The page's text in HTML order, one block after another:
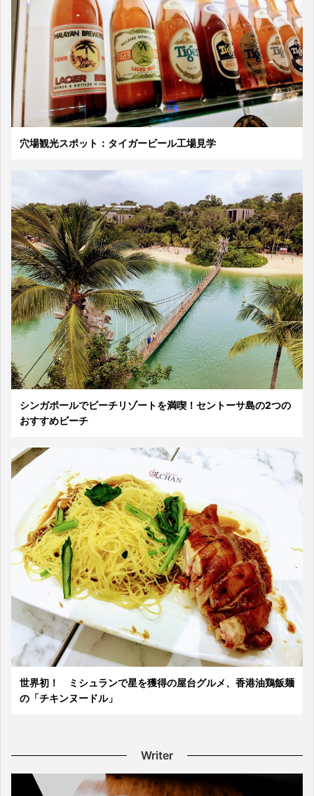
穴場観光スポット：タイガービール工場見学
シンガポールでビーチリゾートを満喫！セントーサ島の2つの
おすすめビーチ
世界初！ ミシュランで星を獲得の屋台グルメ、香港油鶏飯麺
の「チキンヌードル」
Writer